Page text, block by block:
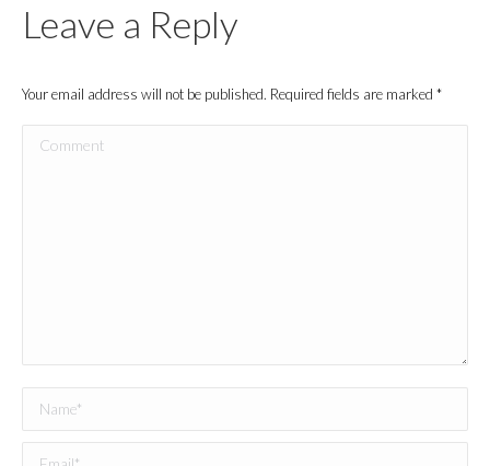
Leave a Reply
Your email address will not be published. Required fields are marked *
Comment
Name *
Email *